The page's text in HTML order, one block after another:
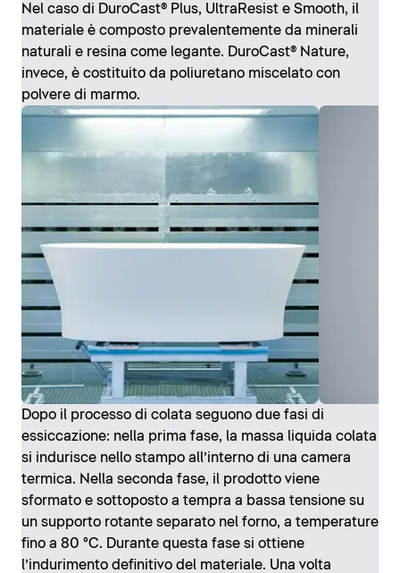
Nel caso di DuroCast® Plus, UltraResist e Smooth, il
materiale è composto prevalentemente da minerali
naturali e resina come legante. DuroCast® Nature,
invece, è costituito da poliuretano miscelato con
polvere di marmo.
Dopo il processo di colata seguono due fasi di
essiccazione: nella prima fase, la massa liquida colata
si indurisce nello stampo all’interno di una camera
termica. Nella seconda fase, il prodotto viene
sformato e sottoposto a tempra a bassa tensione su
un supporto rotante separato nel forno, a temperature
fino a 80 °C. Durante questa fase si ottiene
l’indurimento definitivo del materiale. Una volta